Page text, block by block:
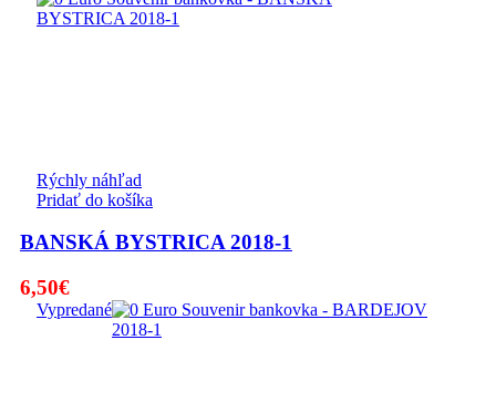
Rýchly náhľad
Pridať do košíka
BANSKÁ BYSTRICA 2018-1
6,50€
Vypredané